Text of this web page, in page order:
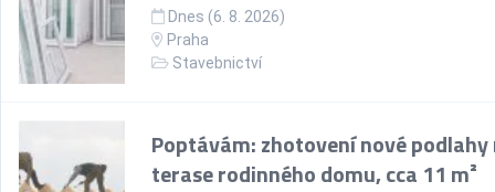
Dnes (6. 8. 2026)
Praha
Stavebnictví
Poptávám: zhotovení nové podlahy
terase rodinného domu, cca 11 m²